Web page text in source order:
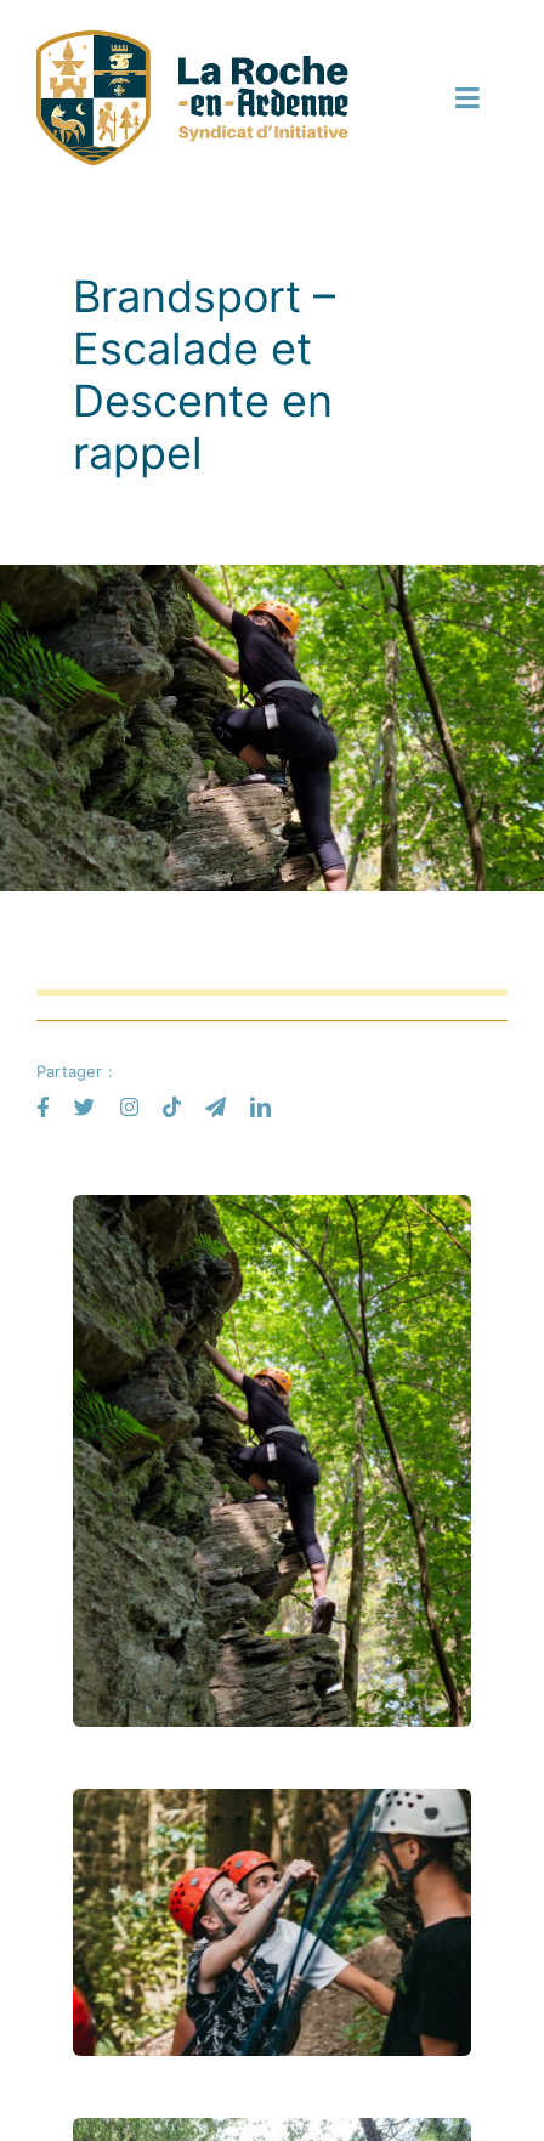
contenu
Toggle
Bouger
Manger
Dormir
Commerces
Infos pratique
Français
Brandsport –
Escalade et
Descente en
rappel
Partager :